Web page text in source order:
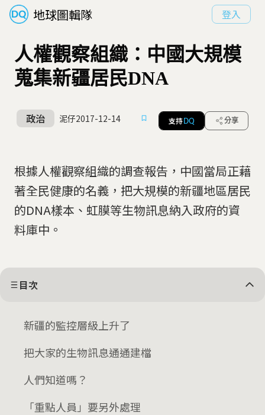
地球圖輯隊 登入
人權觀察組織：中國大規模
蒐集新疆居民DNA
政治 泥仔2017-12-14 支持 DQ 分享
根據人權觀察組織的調查報告，中國當局正藉
著全民健康的名義，把大規模的新疆地區居民
的DNA樣本、虹膜等生物訊息納入政府的資
料庫中。
目次
新疆的監控層級上升了
把大家的生物訊息通通建檔
人們知道嗎？
「重點人員」要另外處理